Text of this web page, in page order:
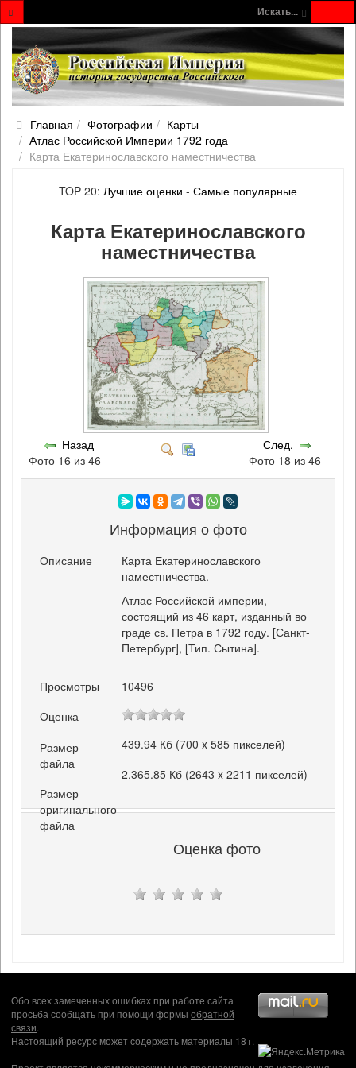
Искать...
Главная Фотографии
Карты
Атлас Российской Империи 1792 года
Карта Екатеринославского наместничества
TOP 20: Лучшие оценки - Самые популярные
Карта Екатеринославского
наместничества
Назад
Фото 16 из 46
След.
Фото 18 из 46
Информация о фото
Описание
Карта Екатеринославского
наместничества.
Атлас Российской империи,
состоящий из 46 карт, изданный во
граде св. Петра в 1792 году. [Санкт-
Петербург], [Тип. Сытина].
Просмотры
10496
Оценка
Размер
файла
439.94 Кб (700 x 585 пикселей)
Размер
оригинального
файла
2,365.85 Кб (2643 x 2211 пикселей)
Оценка фото
Обо всех замеченных ошибках при работе сайта
просьба сообщать при помощи формы обратной
связи.
Настоящий ресурс может содержать материалы 18+.